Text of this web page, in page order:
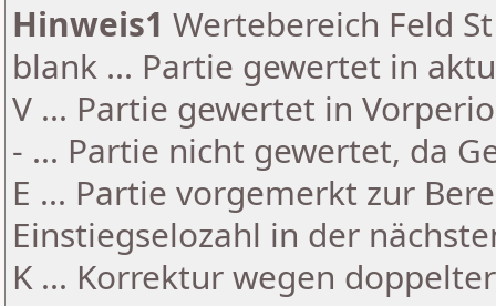
Hinweis1 Wertebereich Feld
blank ... Partie gewertet in
V ... Partie gewertet in
- ... Partie nicht gewertet, da
E ... Partie vorgemerkt zur
Einstiegselozahl in der
K ... Korrektur wegen